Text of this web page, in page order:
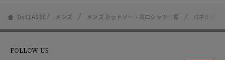
DoCLASSE メンズ メンズ カットソー・ポロシャツ一覧 パネルパタ
FOLLOW US